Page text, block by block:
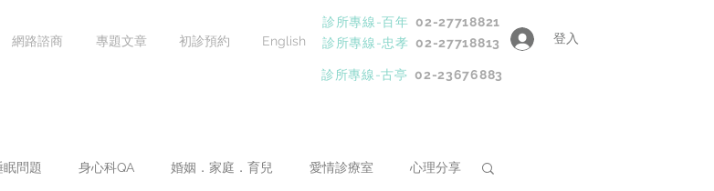
網路諮商 專題文章 初診預約 English
診所專線-百年 02-27718821
登入
診所專線-忠孝 02-27718813
診所專線-古亭 02-23676883
眠問題 身心科QA 婚姻．家庭．育兒 愛情診療室 心理分享